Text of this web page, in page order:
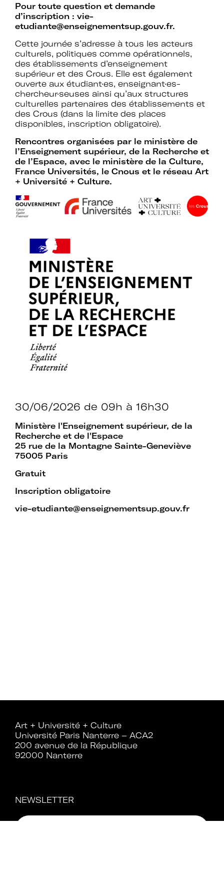
Profiter de temps de rencontre et
d’échange avec les acteurs des
politiques culturelles dans les
établissements et avec des
intervenants professionnels extérieurs.
Faire partie d’un réseau qui assure
l’interface et le relais avec d’autres
réseaux professionnels, le ministère de
l’Enseignement supérieur et de la
Recherche, le ministère de la Culture
Participer à des actions collectives qui
permettent de faire progresser la
connaissance et la mise en œuvre des
établissements.
Espace
adhérent
Identifiant ou e-mail
Mot de passe
Mot de passe oublié ?
Pour toute question et demande
d’inscription : vie-
etudiante@enseignementsup.gouv.fr.
Cette journée s’adresse à tous les acteurs
culturels, politiques comme opérationnels,
des établissements d’enseignement
supérieur et des Crous. Elle est également
ouverte aux étudiant·es, enseignant·es-
chercheur·seuses ainsi qu’aux structures
culturelles partenaires des établissements et
des Crous (dans la limite des places
disponibles, inscription obligatoire).
Rencontres organisées par le ministère de
l’Enseignement supérieur, de la Recherche et
de l’Espace, avec le ministère de la Culture,
France Universités, le Cnous et le réseau Art
+ Université + Culture.
30/06/2026 de 09h à 16h30
Ministère l'Enseignement supérieur, de la
Recherche et de l'Espace
25 rue de la Montagne Sainte-Geneviève
75005 Paris
Gratuit
Inscription obligatoire
vie-etudiante@enseignementsup.gouv.fr
Art + Université + Culture
Université Paris Nanterre – ACA2
200 avenue de la République
92000 Nanterre
NEWSLETTER